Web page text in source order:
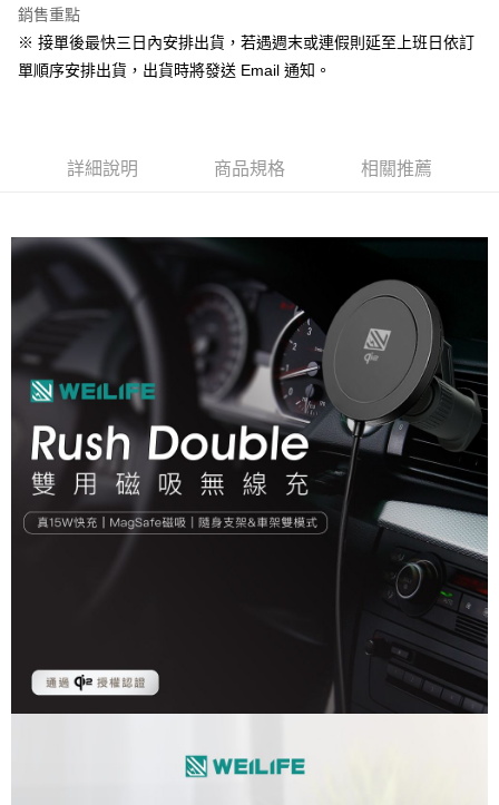
銷售重點
※ 接單後最快三日內安排出貨，若遇週末或連假則延至上班日依訂
單順序安排出貨，出貨時將發送 Email 通知。
詳細說明 商品規格 相關推薦